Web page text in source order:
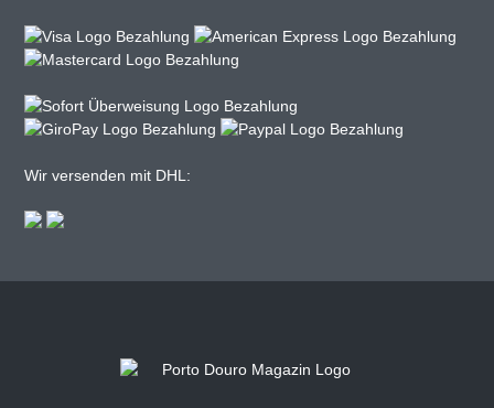
Wir versenden mit DHL: